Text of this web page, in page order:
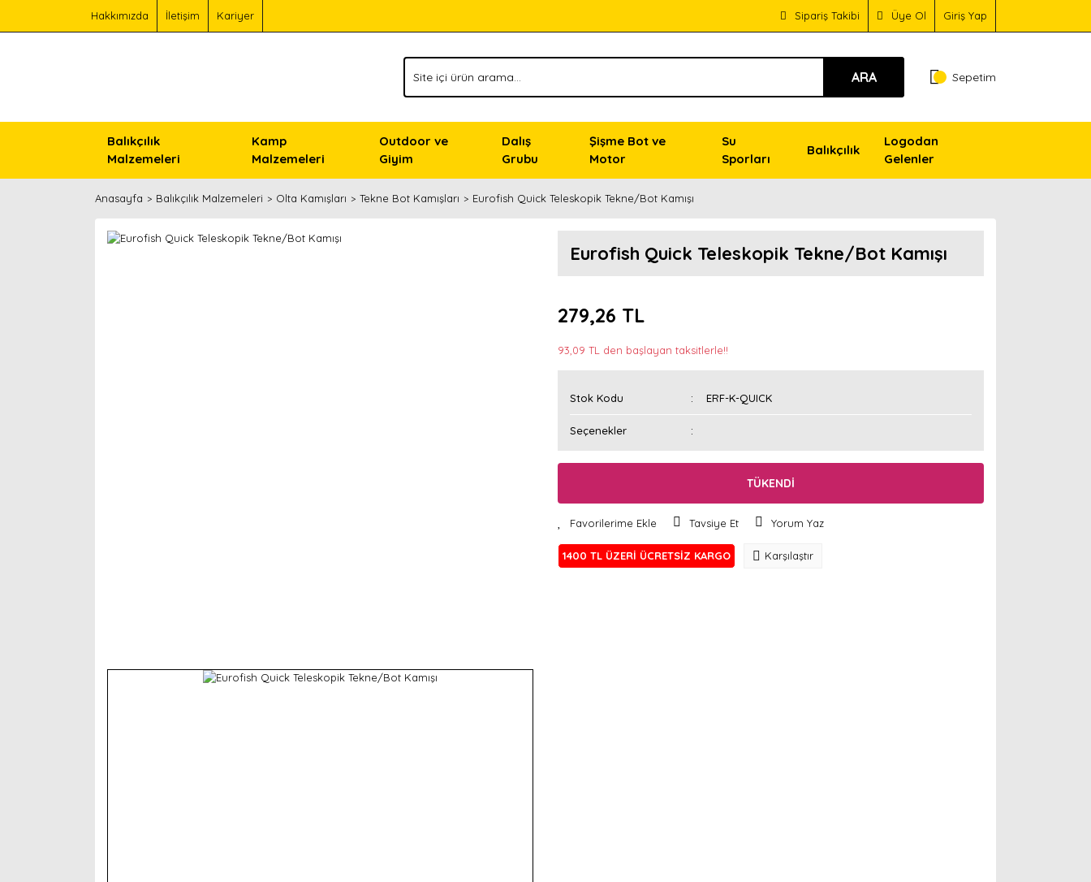
Hakkımızda İletişim Kariyer Sipariş Takibi Üye Ol Giriş Yap
ARA Sepetim
Balıkçılık
Malzemeleri
Kamp
Malzemeleri
Outdoor ve
Giyim
Dalış
Grubu
Şişme Bot ve
Motor
Su
Sporları
Balıkçılık
Logodan
Gelenler
Anasayfa Balıkçılık Malzemeleri Olta Kamışları Tekne Bot Kamışları Eurofish Quick Teleskopik Tekne/Bot Kamışı
Eurofish Quick Teleskopik Tekne/Bot Kamışı
279,26 TL
93,09 TL den başlayan taksitlerle!!
Stok Kodu ERF-K-QUICK
Seçenekler
TÜKENDİ
Tavsiye Et Yorum Yaz
1400 TL ÜZERİ ÜCRETSİZ KARGO Karşılaştır